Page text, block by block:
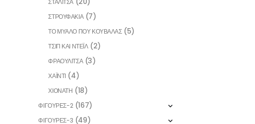
ΣΤΑΛΙΤΣΑ
ΣΤΡΟΥΦΑΚΙΑ (7)
ΤΟ ΜΥΑΛΟ ΠΟΥ ΚΟΥΒΑΛΑΣ (5)
ΤΣΙΠ ΚΑΙ ΝΤΕΪΛ (2)
ΦΡΑΟΥΛΙΤΣΑ (3)
ΧΑΪΝΤΙ (4)
ΧΙΟΝΑΤΗ (18)
ΦΙΓΟΥΡΕΣ-2 (167)
ΦΙΓΟΥΡΕΣ-3 (49)